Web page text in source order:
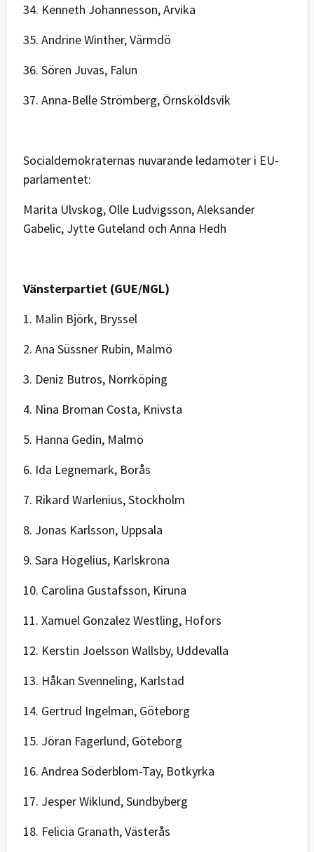
34. Kenneth Johannesson, Arvika
35. Andrine Winther, Värmdö
36. Sören Juvas, Falun
37. Anna-Belle Strömberg, Örnsköldsvik
Socialdemokraternas nuvarande ledamöter i EU-
parlamentet:
Marita Ulvskog, Olle Ludvigsson, Aleksander
Gabelic, Jytte Guteland och Anna Hedh
Vänsterpartiet (GUE/NGL)
1. Malin Björk, Bryssel
2. Ana Süssner Rubin, Malmö
3. Deniz Butros, Norrköping
4. Nina Broman Costa, Knivsta
5. Hanna Gedin, Malmö
6. Ida Legnemark, Borås
7. Rikard Warlenius, Stockholm
8. Jonas Karlsson, Uppsala
9. Sara Högelius, Karlskrona
10. Carolina Gustafsson, Kiruna
11. Xamuel Gonzalez Westling, Hofors
12. Kerstin Joelsson Wallsby, Uddevalla
13. Håkan Svenneling, Karlstad
14. Gertrud Ingelman, Göteborg
15. Jöran Fagerlund, Göteborg
16. Andrea Söderblom-Tay, Botkyrka
17. Jesper Wiklund, Sundbyberg
18. Felicia Granath, Västerås